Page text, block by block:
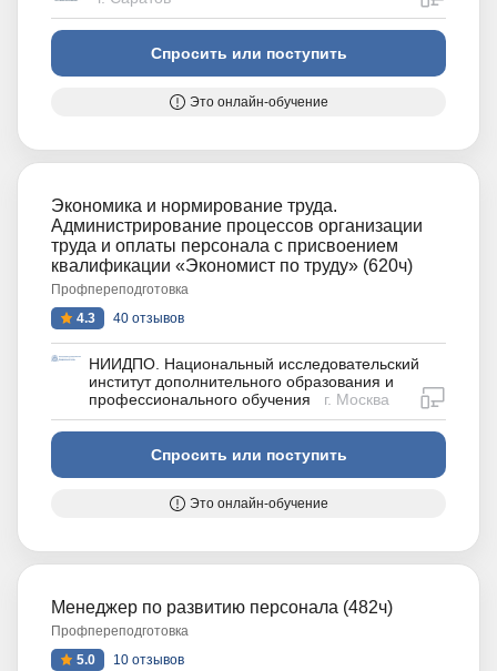
Спросить или поступить
Это онлайн-обучение
Экономика и нормирование труда.
Администрирование процессов организации
труда и оплаты персонала с присвоением
квалификации «Экономист по труду» (620ч)
Профпереподготовка
4.3
40 отзывов
НИИДПО. Национальный исследовательский
институт дополнительного образования и
профессионального обучения
г. Москва
Спросить или поступить
Это онлайн-обучение
Менеджер по развитию персонала (482ч)
Профпереподготовка
5.0
10 отзывов